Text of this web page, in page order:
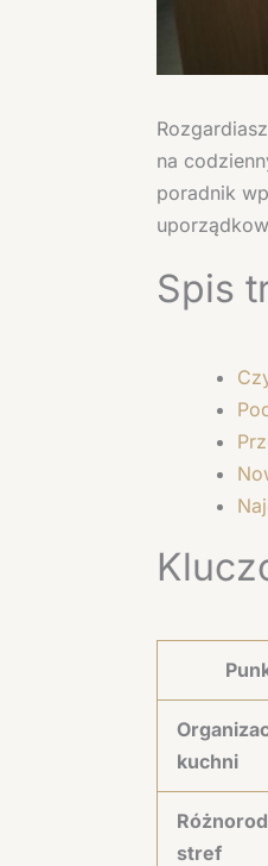
na
poradnik
Spis
kuchni
stref